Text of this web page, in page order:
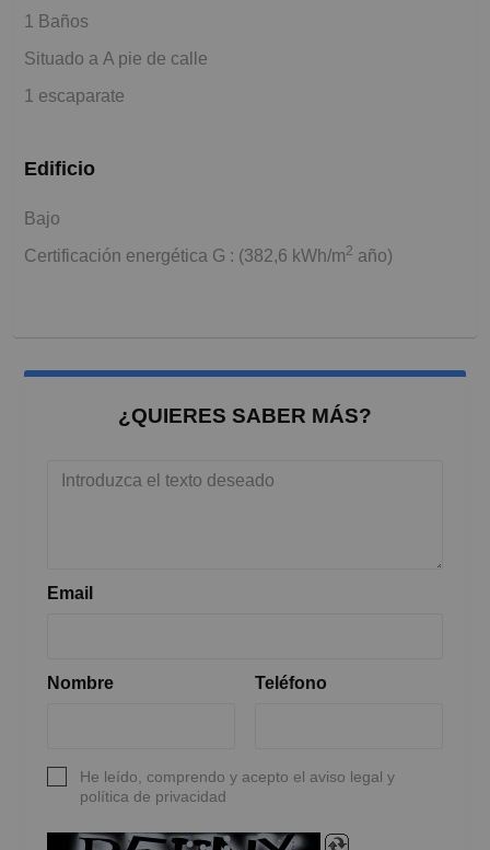
1 Baños
Situado a A pie de calle
1 escaparate
Edificio
Bajo
Certificación energética G : (382,6 kWh/m2 año)
¿QUIERES SABER MÁS?
Email
Nombre Teléfono
He leído, comprendo y acepto el aviso legal y
política de privacidad